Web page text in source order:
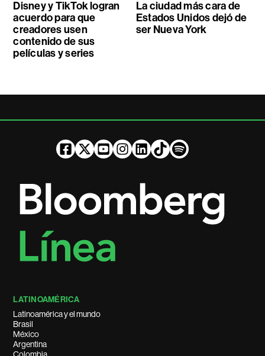
Disney y TikTok logran
acuerdo para que
creadores usen
contenido de sus
películas y series
La ciudad más cara de
Estados Unidos dejó de
ser Nueva York
LATINOAMÉRICA
Latinoamérica y el mundo
Brasil
México
Argentina